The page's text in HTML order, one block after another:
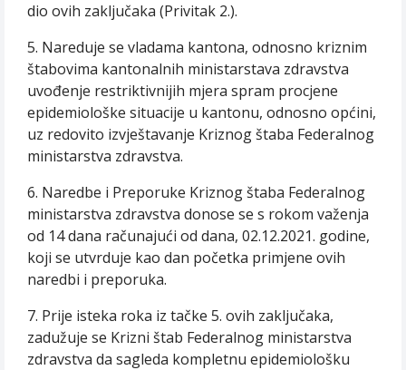
dio ovih zaključaka (Privitak 2.).
5. Nareduje se vladama kantona, odnosno kriznim
štabovima kantonalnih ministarstava zdravstva
uvođenje restriktivnijih mjera spram procjene
epidemiološke situacije u kantonu, odnosno općini,
uz redovito izvještavanje Kriznog štaba Federalnog
ministarstva zdravstva.
6. Naredbe i Preporuke Kriznog štaba Federalnog
ministarstva zdravstva donose se s rokom važenja
od 14 dana računajući od dana, 02.12.2021. godine,
koji se utvrduje kao dan početka primjene ovih
naredbi i preporuka.
7. Prije isteka roka iz tačke 5. ovih zaključaka,
zadužuje se Krizni štab Federalnog ministarstva
zdravstva da sagleda kompletnu epidemiološku